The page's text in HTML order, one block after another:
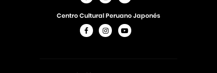
Centro Cultural Peruano Japonés